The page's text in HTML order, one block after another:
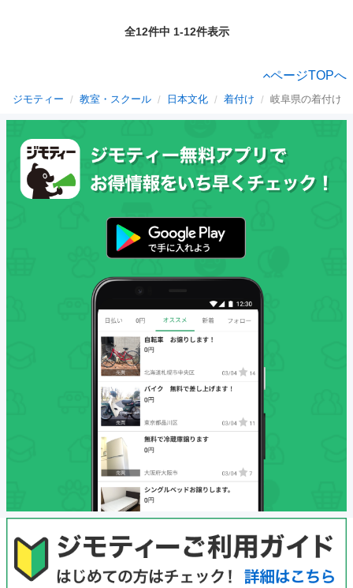
全12件中 1-12件表示
ページTOPへ
ジモティー 教室・スクール 日本文化 着付け 岐阜県の着付け